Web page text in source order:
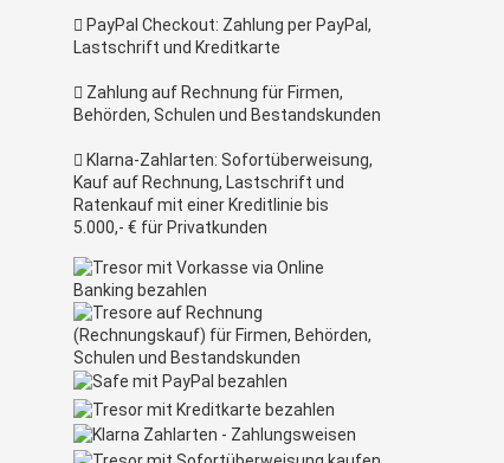
PayPal Checkout: Zahlung per PayPal,
Lastschrift und Kreditkarte
Zahlung auf Rechnung für Firmen,
Behörden, Schulen und Bestandskunden
Klarna-Zahlarten: Sofortüberweisung,
Kauf auf Rechnung, Lastschrift und
Ratenkauf mit einer Kreditlinie bis
5.000,- € für Privatkunden